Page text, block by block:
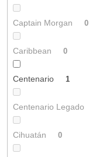
Captain Morgan 0
Caribbean 0
Centenario 1
Centenario Legado
Cihuatán 0